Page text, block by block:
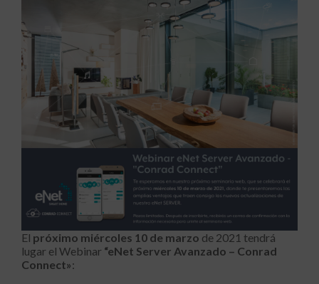
El próximo miércoles 10 de marzo de 2021 tendrá
lugar el Webinar “eNet Server Avanzado – Conrad
Connect»: